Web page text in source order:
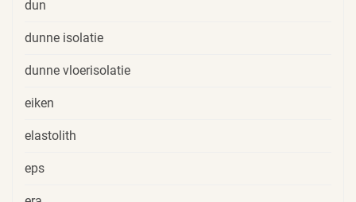
dun
dunne isolatie
dunne vloerisolatie
eiken
elastolith
eps